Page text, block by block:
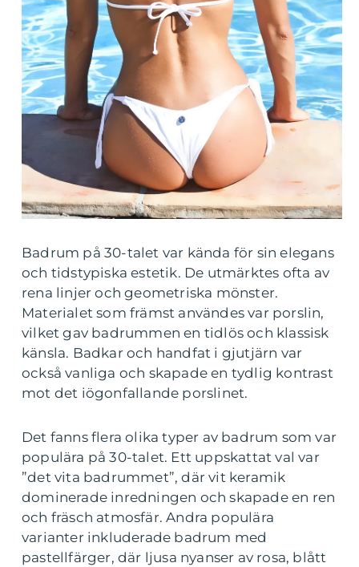
Badrum på 30-talet var kända för sin elegans
och tidstypiska estetik. De utmärktes ofta av
rena linjer och geometriska mönster.
Materialet som främst användes var porslin,
vilket gav badrummen en tidlös och klassisk
känsla. Badkar och handfat i gjutjärn var
också vanliga och skapade en tydlig kontrast
mot det iögonfallande porslinet.
Det fanns flera olika typer av badrum som var
populära på 30-talet. Ett uppskattat val var
”det vita badrummet”, där vit keramik
dominerade inredningen och skapade en ren
och fräsch atmosfär. Andra populära
varianter inkluderade badrum med
pastellfärger, där ljusa nyanser av rosa, blått